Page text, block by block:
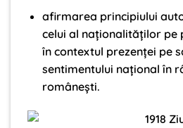
afirmarea principiului
celui al naționalităților pe
în contextul prezenței pe
sentimentului național în
românești.